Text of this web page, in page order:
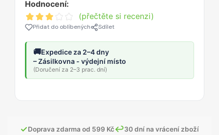
Hodnocení:
(přečtěte si recenzi)
Přidat do oblíbených Sdílet
🚚Expedice za 2–4 dny
– Zásilkovna - výdejní místo
(Doručení za 2–3 prac. dní)
✓Doprava zdarma od 599 Kč↩30 dní na vrácení zboží